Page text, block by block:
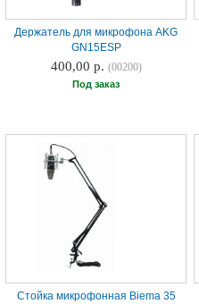
Держатель для микрофона AKG
GN15ESP
400,00 р. (00200)
Под заказ
Стойка микрофонная Biema 35